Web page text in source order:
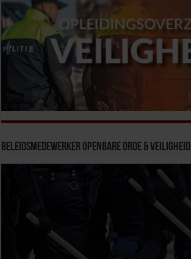
Beleidsmedewerker Openbare Orde & Veiligheid